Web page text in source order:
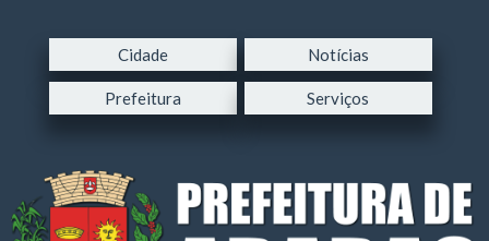
Cidade Notícias
Prefeitura Serviços